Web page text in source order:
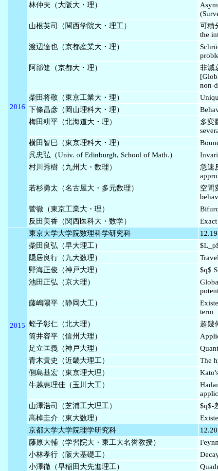
2016
林仲夫（大阪大・理）
山根英司（関西学院大・理工）
可積
the
渡辺達也（京都産業大・理）
阿部健（京都大・理）
非減
non-
柴田将敬（東京工業大・理）
下條昌彦（岡山理科大・理）
梅田耕平（北海道大・理）
多変
横田智巳（東京理科大・理）
呉忠弘（Univ. of Edinburgh, School of Math.）
村川秀樹（九州大・数理）
急速
若杉勇太（名古屋大・多元数理）
空間
菅徹（東京工業大・理）
反田美香（関西医科大・数学）
2015
東京大学大学院数理科学研究科
柴田良弘（早大理工）
隠居良行（九大数理）
野海正俊（神戸大理）
$q$
池田正弘（京大理）
藤嶋陽平（静岡大工）
term
蛭子彰仁（北大理）
超幾
筒井容平（信州大理）
足立匡義（神戸大理）
青木貴史（近畿大理工）
The
側島基宏（東京理大理）
牛越惠理佳（玉川大工）
山澤浩司（芝浦工大理工）
$q$-
高棹圭介（東大数理）
京都大学大学院理学研究科
藤原大輔（学習院大・東工大名誉教授）
小林孝行（阪大基礎工）
小澤徹（早稲田大先進理工）